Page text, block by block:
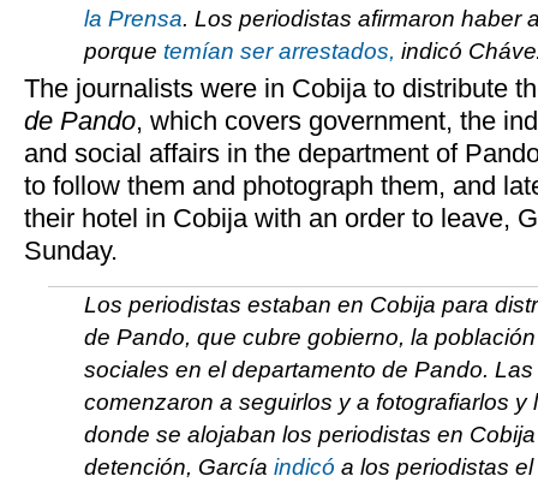
la Prensa. Los periodistas afirmaron haber
porque temían ser arrestados, indicó
The journalists were in Cobija to distribute
de Pando, which covers government, the
and social affairs in the department of
to follow them and photograph them, and
their hotel in Cobija with an order to leave,
Sunday.
Los periodistas estaban en Cobija para
de Pando, que cubre gobierno, la
sociales en el departamento de Pando.
comenzaron a seguirlos y a fotografiarlos y
donde se alojaban los periodistas en
detención, García indicó a los periodistas